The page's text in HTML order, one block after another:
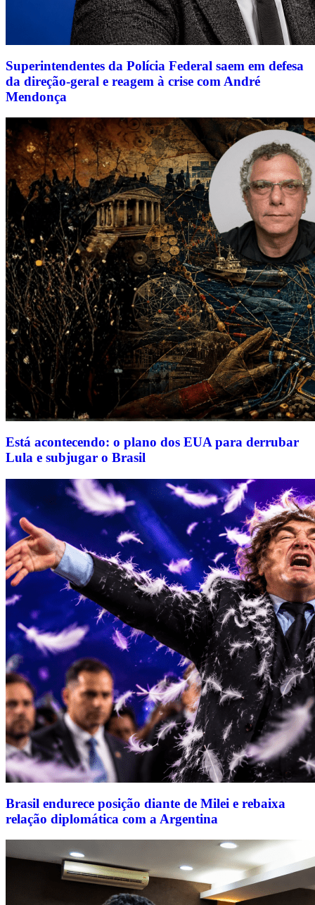
Superintendentes da Polícia Federal saem em defesa
da direção-geral e reagem à crise com André
Mendonça
Está acontecendo: o plano dos EUA para derrubar
Lula e subjugar o Brasil
Brasil endurece posição diante de Milei e rebaixa
relação diplomática com a Argentina